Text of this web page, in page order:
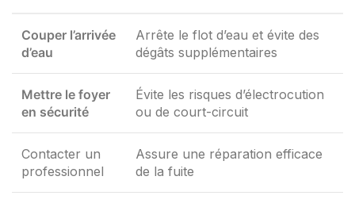
Couper l’arrivée
d’eau
Arrête le flot d’eau et évite des
dégâts supplémentaires
Mettre le foyer
en sécurité
Évite les risques d’électrocution
ou de court-circuit
Contacter un
professionnel
Assure une réparation efficace
de la fuite